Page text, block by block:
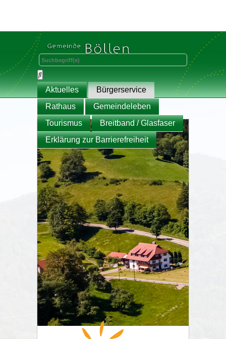
Aktuelles
Bürgerservice
Rathaus
Gemeindeleben
Tourismus
Breitband / Glasfaser
Erklärung zur Barrierefreiheit